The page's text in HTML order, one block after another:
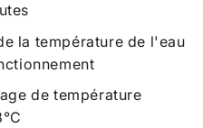
la température de l'eau
de température